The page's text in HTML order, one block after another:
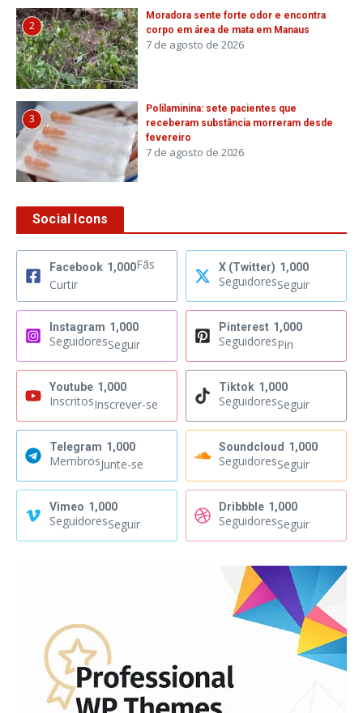
2
Moradora sente forte odor e encontra
corpo em área de mata em Manaus
7 de agosto de 2026
3
Polilaminina: sete pacientes que
receberam substância morreram desde
fevereiro
7 de agosto de 2026
Social Icons
Facebook 1,000Fãs
Curtir
X (Twitter) 1,000
SeguidoresSeguir
Instagram 1,000
SeguidoresSeguir
Pinterest 1,000
SeguidoresPin
Youtube 1,000
InscritosInscrever-se
Tiktok 1,000
SeguidoresSeguir
Telegram 1,000
MembrosJunte-se
Soundcloud 1,000
SeguidoresSeguir
Vimeo 1,000
SeguidoresSeguir
Dribbble 1,000
SeguidoresSeguir